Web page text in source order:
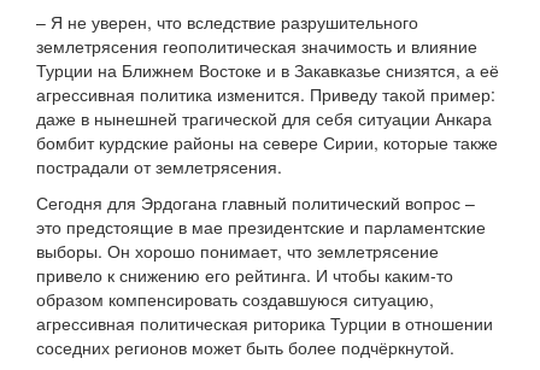
– Я не уверен, что вследствие разрушительного
землетрясения геополитическая значимость и влияние
Турции на Ближнем Востоке и в Закавказье снизятся, а её
агрессивная политика изменится. Приведу такой пример:
даже в нынешней трагической для себя ситуации Анкара
бомбит курдские районы на севере Сирии, которые также
пострадали от землетрясения.
Сегодня для Эрдогана главный политический вопрос –
это предстоящие в мае президентские и парламентские
выборы. Он хорошо понимает, что землетрясение
привело к снижению его рейтинга. И чтобы каким-то
образом компенсировать создавшуюся ситуацию,
агрессивная политическая риторика Турции в отношении
соседних регионов может быть более подчёркнутой.